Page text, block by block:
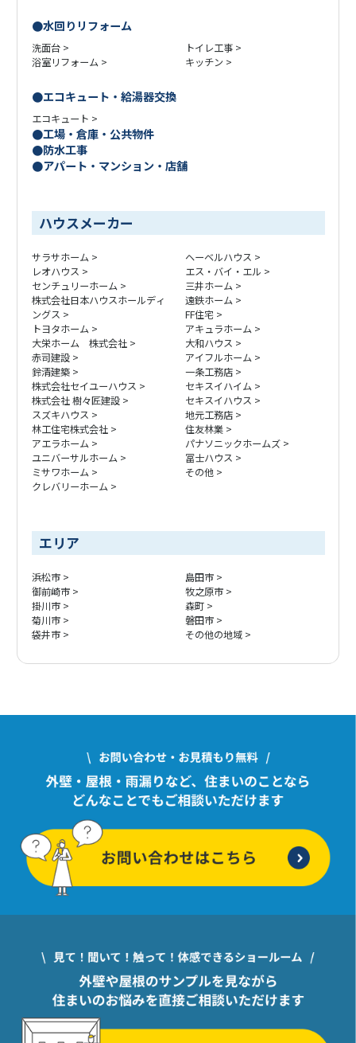
水回りリフォーム
洗面台
浴室リフォーム
トイレ工事
キッチン
エコキュート・給湯器交換
エコキュート
工場・倉庫・公共物件
防水工事
アパート・マンション・店舗
ハウスメーカー
サラサホーム
レオハウス
センチュリーホーム
株式会社日本ハウスホールディ
ングス
トヨタホーム
大栄ホーム 株式会社
赤司建設
鈴清建築
株式会社セイユーハウス
株式会社 樹々匠建設
スズキハウス
林工住宅株式会社
アエラホーム
ユニバーサルホーム
ミサワホーム
クレバリーホーム
ヘーベルハウス
エス・バイ・エル
三井ホーム
遠鉄ホーム
FF住宅
アキュラホーム
大和ハウス
アイフルホーム
一条工務店
セキスイハイム
セキスイハウス
地元工務店
住友林業
パナソニックホームズ
冨士ハウス
その他
エリア
浜松市
御前崎市
掛川市
菊川市
袋井市
島田市
牧之原市
森町
磐田市
その他の地域